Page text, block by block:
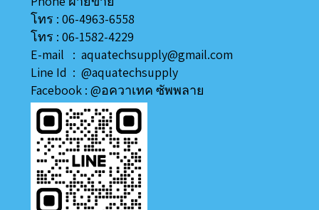
โทร : 06-4963-6558
โทร : 06-1582-4229
E-mail : aquatechsupply@gmail.com
Line Id :@aquatechsupply
Facebook :@อควาเทค ซัพพลาย